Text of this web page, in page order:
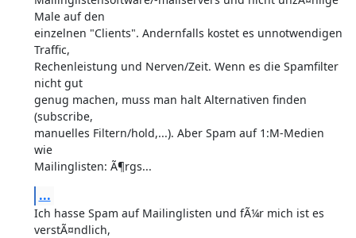
Male auf den
einzelnen "Clients". Andernfalls kostet es unnotwendigen
Traffic,
Rechenleistung und Nerven/Zeit. Wenn es die Spamfilter
nicht gut
genug machen, muss man halt Alternativen finden
(subscribe,
manuelles Filtern/hold,...). Aber Spam auf 1:M-Medien
wie
Mailinglisten: Ã¶rgs...
...
Ich hasse Spam auf Mailinglisten und fÃ¼r mich ist es
verstÃ¤ndlich,